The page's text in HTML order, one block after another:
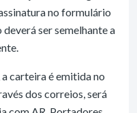
no formulário
ser semelhante a
carteira é emitida no
dos correios, será